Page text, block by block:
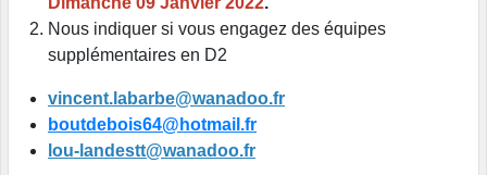
Nous indiquer si vous engagez des équipes
supplémentaires en D2
vincent.labarbe@wanadoo.fr
boutdebois64@hotmail.fr
lou-landestt@wanadoo.fr